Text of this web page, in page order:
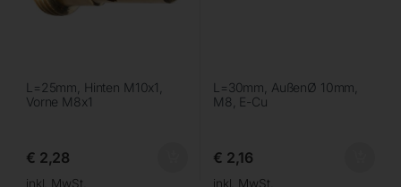
L=25mm, Hinten M10x1,
Vorne M8x1
€ 2,28
inkl. MwSt.
L=30mm, AußenØ 10mm,
M8, E-Cu
€ 2,16
inkl. MwSt.